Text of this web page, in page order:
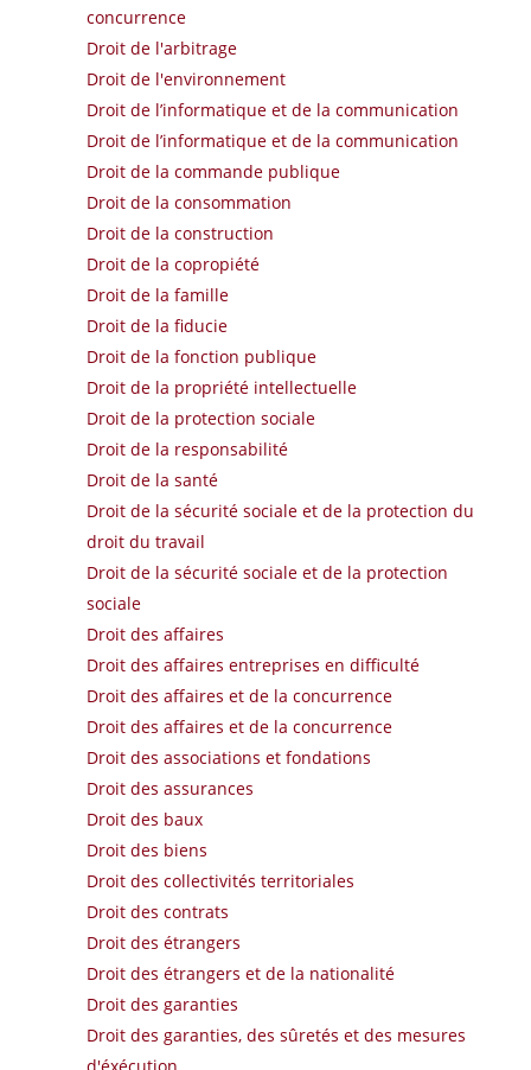
concurrence
Droit de l'arbitrage
Droit de l'environnement
Droit de l’informatique et de la communication
Droit de l’informatique et de la communication
Droit de la commande publique
Droit de la consommation
Droit de la construction
Droit de la copropiété
Droit de la famille
Droit de la fiducie
Droit de la fonction publique
Droit de la propriété intellectuelle
Droit de la protection sociale
Droit de la responsabilité
Droit de la santé
Droit de la sécurité sociale et de la protection du
droit du travail
Droit de la sécurité sociale et de la protection
sociale
Droit des affaires
Droit des affaires entreprises en difficulté
Droit des affaires et de la concurrence
Droit des affaires et de la concurrence
Droit des associations et fondations
Droit des assurances
Droit des baux
Droit des biens
Droit des collectivités territoriales
Droit des contrats
Droit des étrangers
Droit des étrangers et de la nationalité
Droit des garanties
Droit des garanties, des sûretés et des mesures